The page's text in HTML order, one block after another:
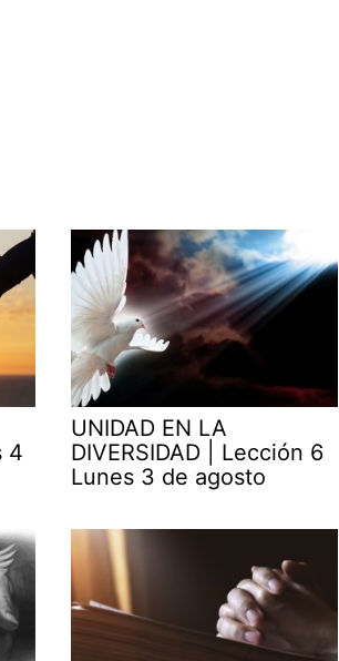
4
UNIDAD EN LA
DIVERSIDAD | Lección 6
Lunes 3 de agosto